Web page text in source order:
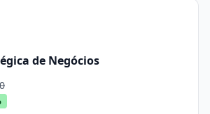
de Negócios